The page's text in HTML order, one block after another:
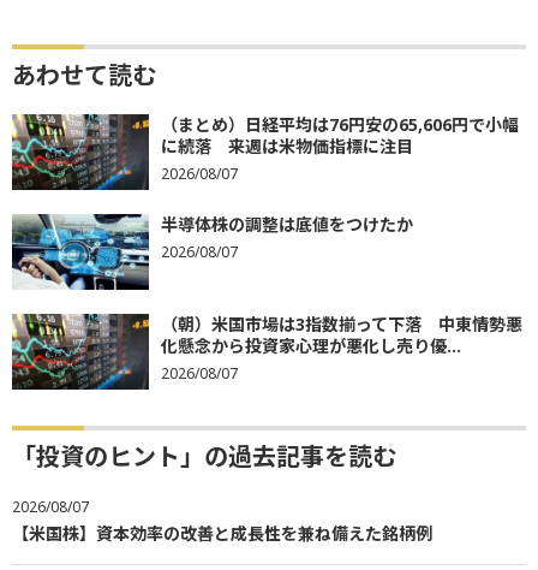
あわせて読む
（まとめ）日経平均は76円安の65,606円で小幅
に続落 来週は米物価指標に注目
2026/08/07
半導体株の調整は底値をつけたか
2026/08/07
（朝）米国市場は3指数揃って下落 中東情勢悪
化懸念から投資家心理が悪化し売り優...
2026/08/07
「投資のヒント」の過去記事を読む
2026/08/07
【米国株】資本効率の改善と成長性を兼ね備えた銘柄例